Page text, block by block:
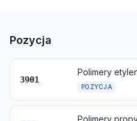
Pozycja
3901
POZYCJA